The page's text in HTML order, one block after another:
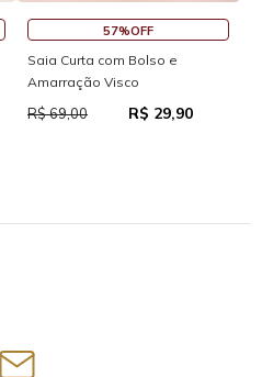
57%OFF
Saia Curta com Bolso e
Amarração Visco
R$ 69,00 R$ 29,90